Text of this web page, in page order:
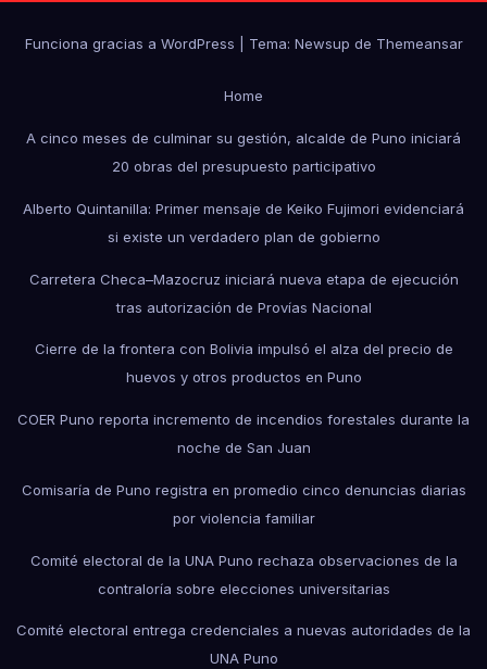
Funciona gracias a WordPress Tema: Newsup de Themeansar
Home
A cinco meses de culminar su gestión, alcalde de Puno iniciará
20 obras del presupuesto participativo
Alberto Quintanilla: Primer mensaje de Keiko Fujimori evidenciará
si existe un verdadero plan de gobierno
Carretera Checa–Mazocruz iniciará nueva etapa de ejecución
tras autorización de Provías Nacional
Cierre de la frontera con Bolivia impulsó el alza del precio de
huevos y otros productos en Puno
COER Puno reporta incremento de incendios forestales durante la
noche de San Juan
Comisaría de Puno registra en promedio cinco denuncias diarias
por violencia familiar
Comité electoral de la UNA Puno rechaza observaciones de la
contraloría sobre elecciones universitarias
Comité electoral entrega credenciales a nuevas autoridades de la
UNA Puno